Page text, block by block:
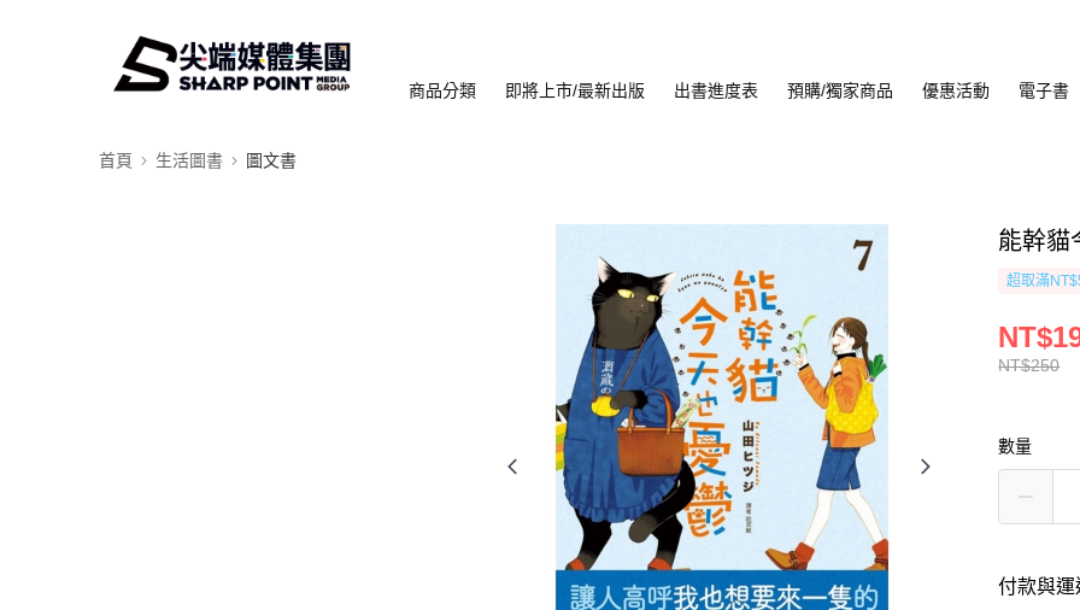
商品分類 即將上市/最新出版 出書進度表 預購/獨家商品 優惠活動 電子書
首頁 生活圖書 圖文書
能幹貓
超取滿
NT$250
數量
付款與運